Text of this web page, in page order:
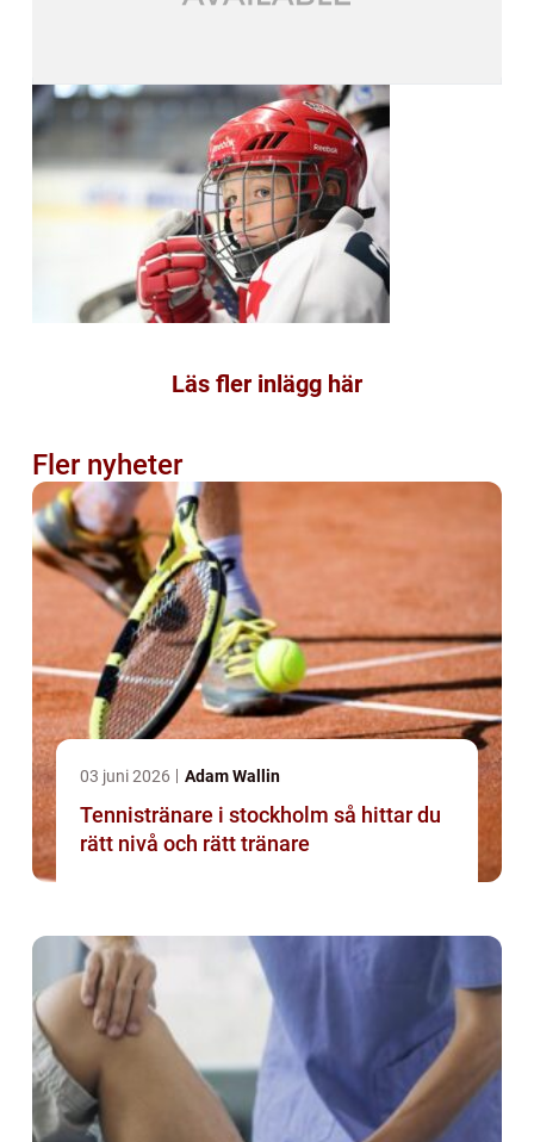
Läs fler inlägg här
Fler nyheter
03 juni 2026 Adam Wallin
Tennistränare i stockholm så hittar du
rätt nivå och rätt tränare